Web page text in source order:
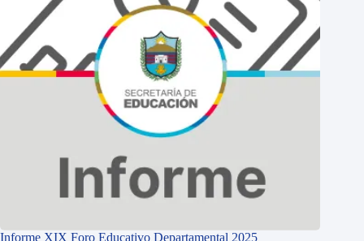
Informe XIX Foro Educativo Departamental 2025